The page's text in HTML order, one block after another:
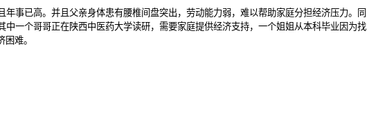
事已高。并且父亲身体患有腰椎间盘突出，劳动能力弱，难以帮助家庭分担经济压力。
一个哥哥正在陕西中医药大学读研，需要家庭提供经济支持，一个姐姐从本科毕业因为
难。